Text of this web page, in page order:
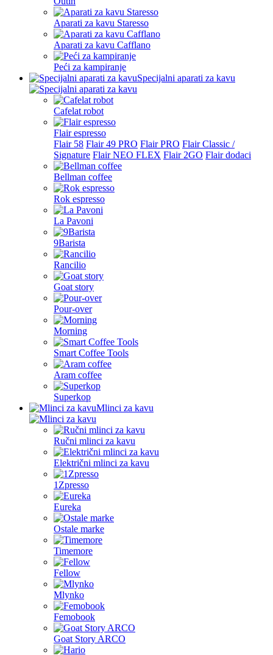
Aparati za kavu Staresso
Aparati za kavu Cafflano
Peći za kampiranje
Specijalni aparati za kavu
Cafelat robot
Flair espresso
Flair 58 Flair 49 PRO Flair PRO Flair Classic /
Signature Flair NEO FLEX Flair 2GO Flair dodaci
Bellman coffee
Rok espresso
La Pavoni
9Barista
Rancilio
Goat story
Pour-over
Morning
Smart Coffee Tools
Aram coffee
Superkop
Mlinci za kavu
Ručni mlinci za kavu
Električni mlinci za kavu
1Zpresso
Eureka
Ostale marke
Timemore
Fellow
Mlynko
Femobook
Goat Story ARCO